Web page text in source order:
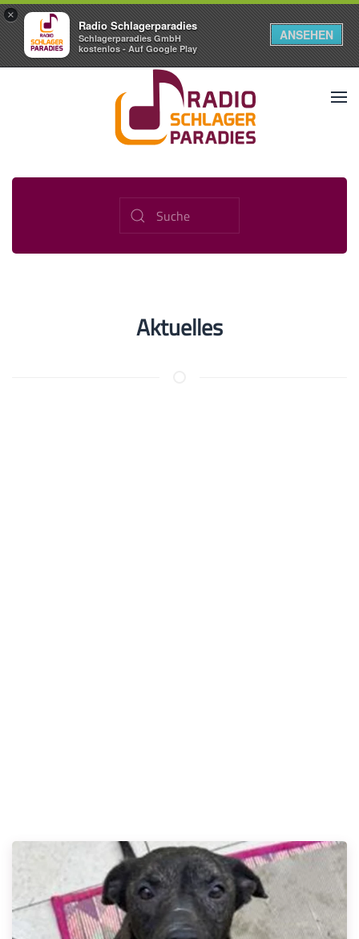
×
Radio Schlagerparadies
Schlagerparadies GmbH
kostenlos - Auf Google Play
ANSEHEN
Aktuelles